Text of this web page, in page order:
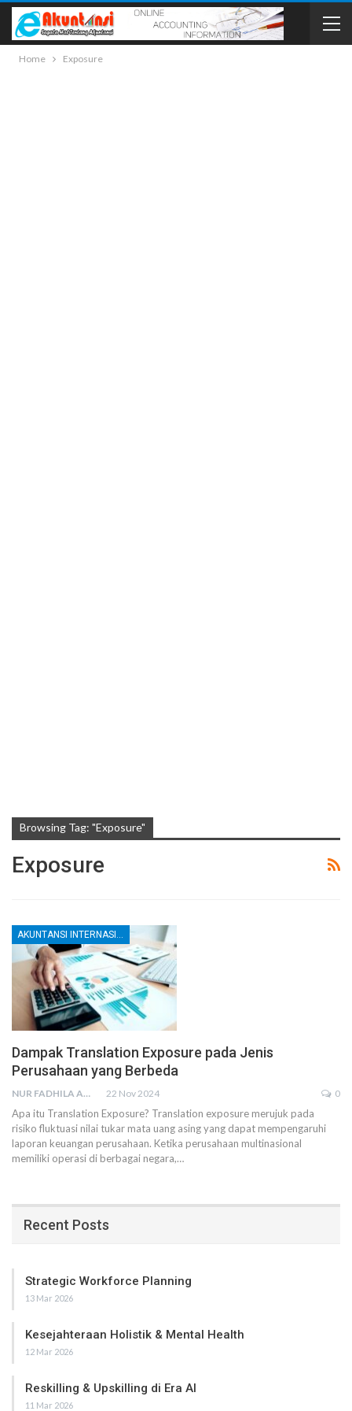
Home Exposure
Browsing Tag: "Exposure"
Exposure
Dampak Translation Exposure pada Jenis
Perusahaan yang Berbeda
NUR FADHILA AMRI, SE., AK., M.SI 22 Nov 2024 0
Apa itu Translation Exposure? Translation exposure merujuk pada
risiko fluktuasi nilai tukar mata uang asing yang dapat mempengaruhi
laporan keuangan perusahaan. Ketika perusahaan multinasional
memiliki operasi di berbagai negara,…
Recent Posts
Strategic Workforce Planning
13 Mar 2026
Kesejahteraan Holistik & Mental Health
12 Mar 2026
Reskilling & Upskilling di Era AI
11 Mar 2026